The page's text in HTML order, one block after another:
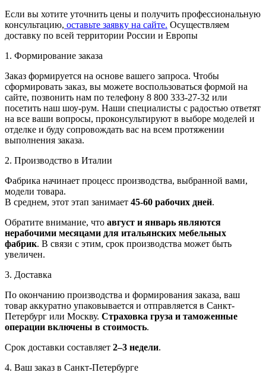
Если вы хотите уточнить цены и получить профессиональную
консультацию, оставьте заявку на сайте. Осуществляем
доставку по всей территории России и Европы
1. Формирование заказа
Заказ формируется на основе вашего запроса. Чтобы
сформировать заказ, вы можете воспользоваться формой на
сайте, позвонить нам по телефону 8 800 333-27-32 или
посетить наш шоу-рум. Наши специалисты с радостью ответят
на все ваши вопросы, проконсультируют в выборе моделей и
отделке и буду сопровождать вас на всем протяжении
выполнения заказа.
2. Производство в Италии
Фабрика начинает процесс производства, выбранной вами,
модели товара.
В среднем, этот этап занимает 45-60 рабочих дней.
Обратите внимание, что август и январь являются
нерабочими месяцами для итальянских мебельных
фабрик. В связи с этим, срок производства может быть
увеличен.
3. Доставка
По окончанию производства и формирования заказа, ваш
товар аккуратно упаковывается и отправляется в Санкт-
Петербург или Москву. Страховка груза и таможенные
операции включены в стоимость.
Срок доставки составляет 2–3 недели.
4. Ваш заказ в Санкт-Петербурге